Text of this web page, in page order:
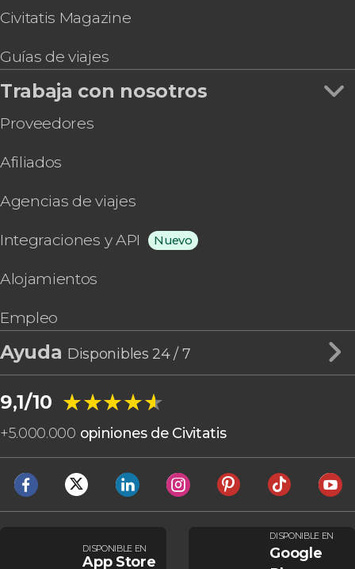
Civitatis Magazine
Guías de viajes
Trabaja con nosotros
Proveedores
Afiliados
Agencias de viajes
Integraciones y API Nuevo
Alojamientos
Empleo
Ayuda Disponibles 24 / 7
9,1/10 ★★★★★
★★★★★
+5.000.000 opiniones de Civitatis
DISPONIBLE EN
App Store
DISPONIBLE EN
Google